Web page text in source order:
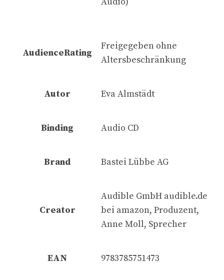
AudienceRating
Freigegeben ohne
Altersbeschränkung
Autor Eva Almstädt
Binding Audio CD
Brand Bastei Lübbe AG
Creator
Audible GmbH audible.de
bei amazon, Produzent,
Anne Moll, Sprecher
EAN 9783785751473